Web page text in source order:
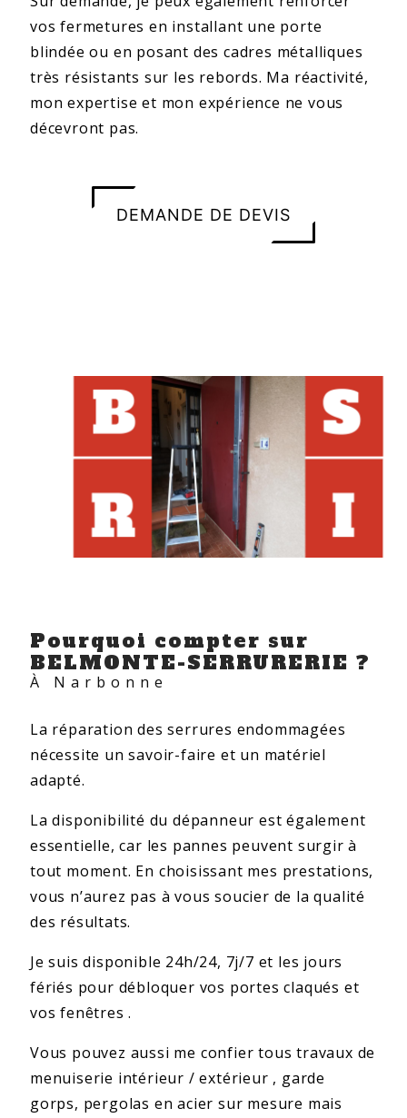
vos fermetures en installant une porte
blindée ou en posant des cadres métalliques
très résistants sur les rebords. Ma réactivité,
mon expertise et mon expérience ne vous
décevront pas.
DEMANDE DE DEVIS
Pourquoi compter sur
BELMONTE-SERRURERIE ?
À Narbonne
La réparation des serrures endommagées
nécessite un savoir-faire et un matériel
adapté.
La disponibilité du dépanneur est également
essentielle, car les pannes peuvent surgir à
tout moment. En choisissant mes prestations,
vous n’aurez pas à vous soucier de la qualité
des résultats.
Je suis disponible 24h/24, 7j/7 et les jours
fériés pour débloquer vos portes claqués et
vos fenêtres .
Vous pouvez aussi me confier tous travaux de
menuiserie intérieur / extérieur , garde
gorps, pergolas en acier sur mesure mais